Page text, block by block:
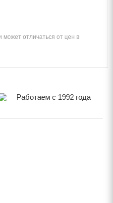
может отличаться от цен в
Работаем с 1992 года